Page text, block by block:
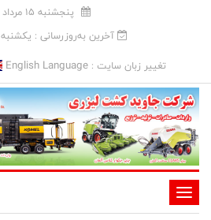
پنجشنبه 15 مرداد 1405
آخرین به‌روزرسانی : يکشنبه 12 بهمن 1404
تغییر زبان سایت :English Language
تغییر